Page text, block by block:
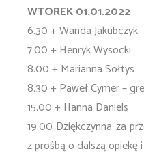
WTOREK 01.01.2022
6.30 + Wanda Jakubczyk
7.00 + Henryk Wysocki
8.00 + Marianna Sołtys
8.30 + Paweł Cymer –
15.00 + Hanna Daniels
19.00 Dziękczynna za
z prośbą o dalszą opiekę